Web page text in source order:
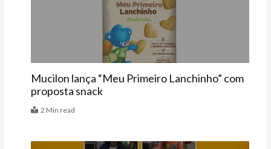
Mucilon lança “Meu Primeiro Lanchinho” com
proposta snack
2 Min read